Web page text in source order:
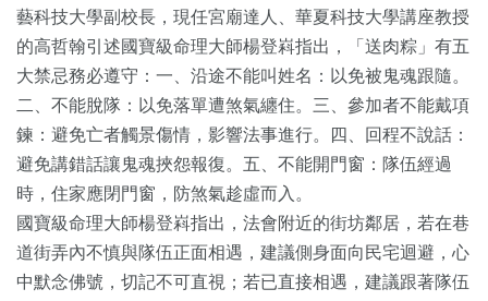
藝科技大學副校長，現任宮廟達人、華夏科技大學講座教授
的高哲翰引述國寶級命理大師楊登嵙指出，「送肉粽」有五
大禁忌務必遵守：一、沿途不能叫姓名：以免被鬼魂跟隨。
二、不能脫隊：以免落單遭煞氣纏住。三、參加者不能戴項
鍊：避免亡者觸景傷情，影響法事進行。四、回程不說話：
避免講錯話讓鬼魂挾怨報復。五、不能開門窗：隊伍經過
時，住家應閉門窗，防煞氣趁虛而入。
國寶級命理大師楊登嵙指出，法會附近的街坊鄰居，若在巷
道街弄內不慎與隊伍正面相遇，建議側身面向民宅迴避，心
中默念佛號，切記不可直視；若已直接相遇，建議跟著隊伍